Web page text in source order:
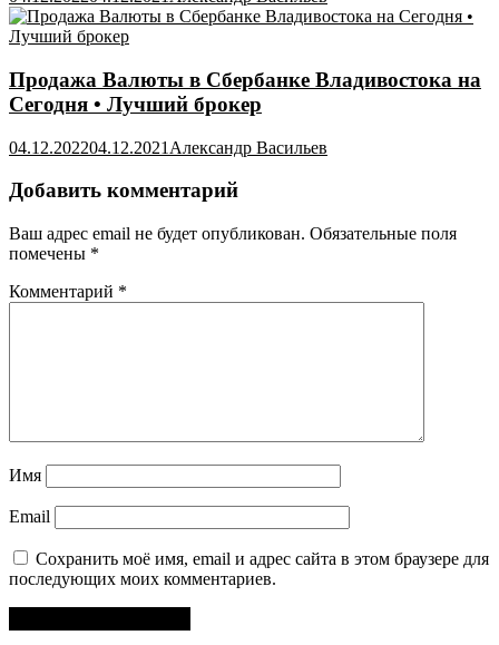
Продажа Валюты в Сбербанке Владивостока на
Сегодня • Лучший брокер
04.12.202204.12.2021 Александр Васильев
Добавить комментарий
Ваш адрес email не будет опубликован. Обязательные поля
помечены *
Комментарий *
Имя
Email
Сохранить моё имя, email и адрес сайта в этом браузере для
последующих моих комментариев.